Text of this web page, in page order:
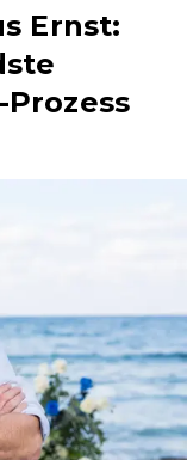
Ernst: